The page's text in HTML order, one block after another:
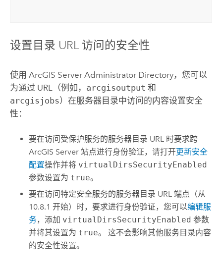
设置目录 URL 访问的安全性
使用 ArcGIS ServerAdministrator Directory，您可以
为通过 URL（例如， arcgisoutput 和
arcgisjobs）在服务器目录中访问的内容设置安全
性：
要在访问受保护服务的服务器目录 URL 时要求跨
ArcGIS Server 站点进行身份验证，请打开更新安全
配置操作并将 virtualDirsSecurityEnabled
参数设置为 true。
要在访问特定安全服务的服务器目录 URL 端点（从
10.8.1 开始）时，要求进行身份验证，您可以编辑服
务，添加 virtualDirsSecurityEnabled 参数
并将其设置为 true。 这不会影响其他服务目录内容
的安全性设置。